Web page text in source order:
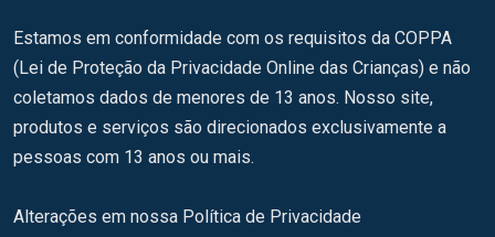
Estamos em conformidade com os requisitos da COPPA
(Lei de Proteção da Privacidade Online das Crianças) e não
coletamos dados de menores de 13 anos. Nosso site,
produtos e serviços são direcionados exclusivamente a
pessoas com 13 anos ou mais.
Alterações em nossa Política de Privacidade